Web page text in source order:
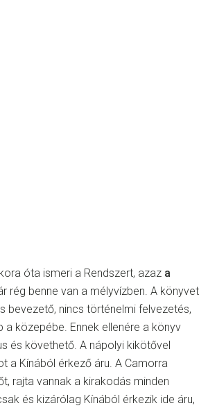
óta ismeri a Rendszert, azaz a
rég benne van a mélyvízben. A könyvet
bevezető, nincs történelmi felvezetés,
a közepébe. Ennek ellenére a könyv
és követhető. A nápolyi kikötővel
a Kínából érkező áru. A Camorra
rajta vannak a kirakodás minden
és kizárólag Kínából érkezik ide áru,